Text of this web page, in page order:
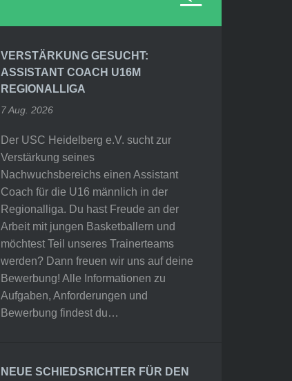
VERSTÄRKUNG GESUCHT:
ASSISTANT COACH U16M
REGIONALLIGA
7 Aug. 2026
Der USC Heidelberg e.V. sucht zur
Verstärkung seines
Nachwuchsbereichs einen Assistant
Coach für die U16 männlich in der
Regionalliga. Du hast Freude an der
Arbeit mit jungen Basketballern und
möchtest Teil unseres Trainerteams
werden? Dann freuen wir uns auf deine
Bewerbung! Alle Informationen zu
Aufgaben, Anforderungen und
Bewerbung findest du…
NEUE SCHIEDSRICHTER FÜR DEN